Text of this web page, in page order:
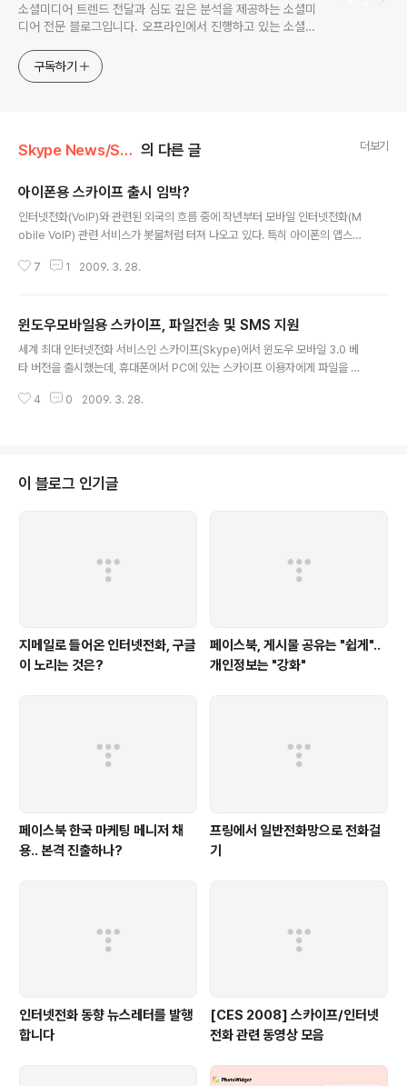
소셜미디어 트렌드 전달과 심도 깊은 분석을 제공하는 소셜미
디어 전문 블로그입니다. 오프라인에서 진행하고 있는 소셜미
구독하기
Skype News/Skype Mobile 의 다른 글 더보기
아이폰용 스카이프 출시 임박?
인터넷전화(VoIP)와 관련된 외국의 흐름 중에 작년부터 모바일 인터넷전화(M
obile VoIP) 관련 서비스가 봇물처럼 터져 나오고 있다. 특히 아이폰의 앱스토
있는데.. 세계 최대의 인터넷전화 서비스인 스카이프(Skype)가 제공하는 어플
프가 공개한 API를 이용해서 스카이프로 전화를 걸 수 있는 것이지.. 스카이프
가 직접 제공하는 어플리케이션은 없다는 뜻이다. 그런데.. 다음 주에 아이폰용
스카이프 어플리케이션이 출시될 것이라는 소식이 들린다. 이미 스카이프는 윈
7 1 2009. 3. 28.
윈도우모바일용 스카이프, 파일전송 및 SMS 지원
세계 최대 인터넷전화 서비스인 스카이프(Skype)에서 윈도우 모바일 3.0 베
타 버전을 출시했는데, 휴대폰에서 PC에 있는 스카이프 이용자에게 파일을 전
있는 문서나 사진, 음악 등 모든 파일을 스카이프 친구에게 보낼 수 있다는 점에
경우도 많아서 좀 그렇다) 스카이프를 통해 친구나 가족에게 SMS를 보낼 수 있
다. 제가 T옴니아가 있어서 조만간 설치해 보고, 두 기능이 실제 어떻게 동작하
4 0 2009. 3. 28.
이 블로그 인기글
지메일로 들어온 인터넷전화, 구글
이 노리는 것은?
페이스북, 게시물 공유는 "쉽게"..
개인정보는 "강화"
페이스북 한국 마케팅 메니저 채
용.. 본격 진출하나?
프링에서 일반전화망으로 전화걸
기
인터넷전화 동향 뉴스레터를 발행
합니다
[CES 2008] 스카이프/인터넷
전화 관련 동영상 모음